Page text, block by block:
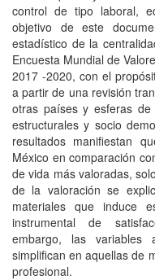
control de tipo laboral,
objetivo de este
estadístico de la
Encuesta Mundial de
2017 -2020, con el
a partir de una revisión
otras países y esferas
estructurales y socio
resultados manifiestan
México en comparación
de vida más valoradas,
de la valoración se
materiales que induce
instrumental de
embargo, las
simplifican en aquellas de
profesional.